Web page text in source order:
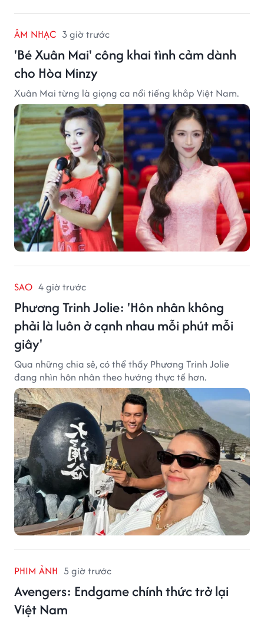
ÂM NHẠC 3 giờ trước
'Bé Xuân Mai' công khai tình cảm dành
cho Hòa Minzy
Xuân Mai từng là giọng ca nổi tiếng khắp Việt Nam.
SAO 4 giờ trước
Phương Trinh Jolie: 'Hôn nhân không
phải là luôn ở cạnh nhau mỗi phút mỗi
giây'
Qua những chia sẻ, có thể thấy Phương Trinh Jolie
đang nhìn hôn nhân theo hướng thực tế hơn.
PHIM ẢNH 5 giờ trước
Avengers: Endgame chính thức trở lại
Việt Nam